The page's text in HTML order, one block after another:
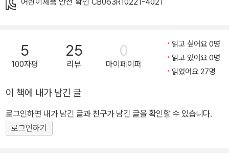
게 차트를 두드리고 동요를 따라 부르면서 아이의 뇌를 입체적으로
제품안전 특별법에 명시된 각종 유해성 검사를 통과하여 KC인증을
받았어요. 안전성이 검증된 제품으로 아이와 함께 즐겁게 놀이하세
5
100자평
25
리뷰
0
마이페이퍼
읽고 싶어요 0명
읽고 있어요 0명
읽었어요 27명
이 책에 내가 남긴 글
로그인하면 내가 남긴 글과 친구가 남긴 글을 확인할 수 있습니다.
로그인하기